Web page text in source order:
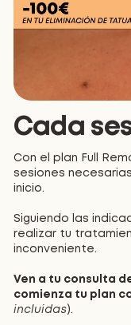
Cada
Con el plan Full
sesiones
inicio.
Siguiendo las
realizar tu
inconveniente.
Ven a tu consulta
comienza tu plan
incluidas).